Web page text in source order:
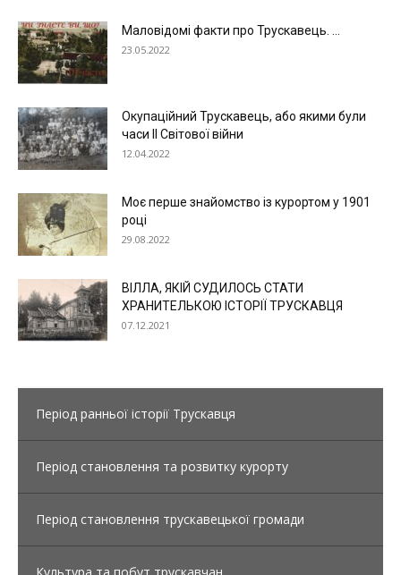
Маловідомі факти про Трускавець. ...
23.05.2022
Окупаційний Трускавець, або якими були
часи ІІ Світової війни
12.04.2022
Моє перше знайомство із курортом у 1901
році
29.08.2022
ВІЛЛА, ЯКІЙ СУДИЛОСЬ СТАТИ
ХРАНИТЕЛЬКОЮ ІСТОРІЇ ТРУСКАВЦЯ
07.12.2021
Період ранньої історії Трускавця
Період становлення та розвитку курорту
Період становлення трускавецької громади